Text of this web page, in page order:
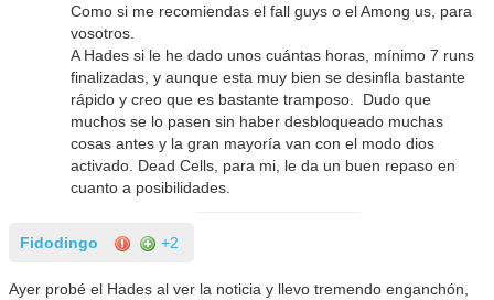
Como si me recomiendas el fall guys o el Among us, para
vosotros.
A Hades si le he dado unos cuántas horas, mínimo 7 runs
finalizadas, y aunque esta muy bien se desinfla bastante
rápido y creo que es bastante tramposo. Dudo que
muchos se lo pasen sin haber desbloqueado muchas
cosas antes y la gran mayoría van con el modo dios
activado. Dead Cells, para mi, le da un buen repaso en
cuanto a posibilidades.
Fidodingo +2
Ayer probé el Hades al ver la noticia y llevo tremendo enganchón,